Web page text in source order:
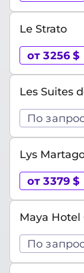
Le Strato
от 3256 $
Les Suites
По
Lys
от 3379 $
Maya Hotel
По